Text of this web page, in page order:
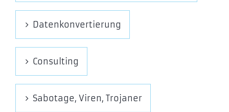
Datenkonvertierung
Consulting
Sabotage, Viren, Trojaner